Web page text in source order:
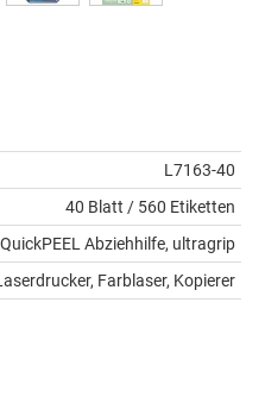
L7163-40
40 Blatt / 560 Etiketten
QuickPEEL Abziehhilfe, ultragrip
Farblaser, Kopierer